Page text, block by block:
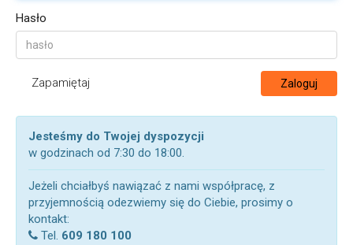
Hasło
Zapamiętaj Zaloguj
Jesteśmy do Twojej dyspozycji
w godzinach od 7:30 do 18:00.
Jeżeli chciałbyś nawiązać z nami współpracę, z
przyjemnością odezwiemy się do Ciebie, prosimy o
kontakt:
Tel. 609 180 100